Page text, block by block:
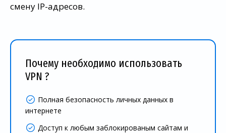
смену IP-адресов.
Почему необходимо использовать
VPN ?
Полная безопасность личных данных в
интернете
Доступ к любым заблокированым сайтам и